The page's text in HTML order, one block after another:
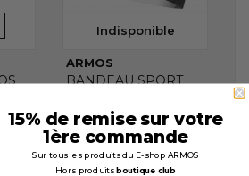
Indisponible
ARMOS
BANDEAU SPORT
ASTERIA NOIR
9,90 €
15% de remise sur votre
1ère commande
Sur tous les produits du E-shop ARMOS
Hors produitsboutique club